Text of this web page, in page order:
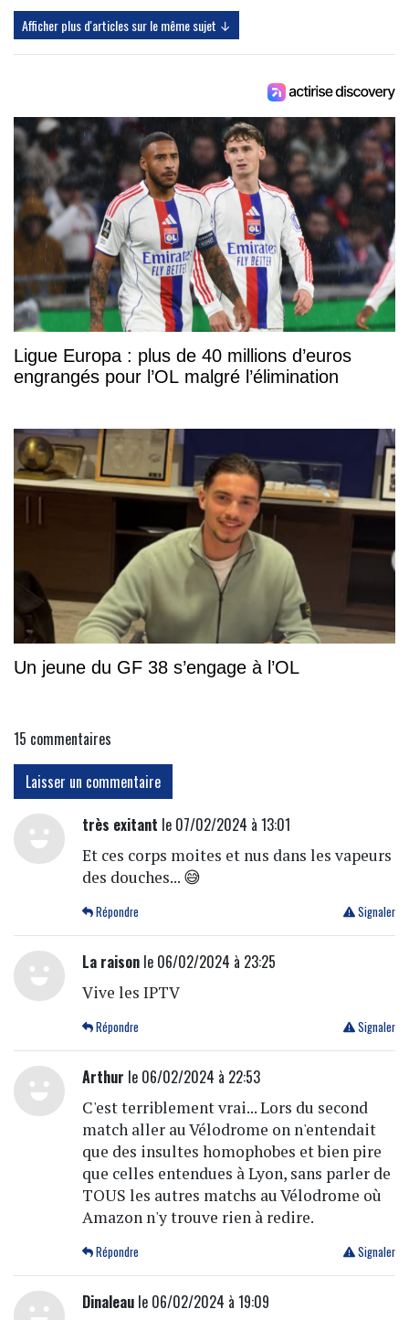
Afficher plus d'articles sur le même sujet ↓
Ligue Europa : plus de 40 millions d’euros
engrangés pour l’OL malgré l’élimination
Un jeune du GF 38 s’engage à l’OL
15 commentaires
Laisser un commentaire
très exitant le 07/02/2024 à 13:01
Et ces corps moites et nus dans les vapeurs
des douches... 😅
Signaler
Répondre
La raisonle 06/02/2024 à 23:25
Vive les IPTV
Signaler
Répondre
Arthur le 06/02/2024 à 22:53
C'est terriblement vrai... Lors du second
match aller au Vélodrome on n'entendait
que des insultes homophobes et bien pire
que celles entendues à Lyon, sans parler de
TOUS les autres matchs au Vélodrome où
Amazon n'y trouve rien à redire.
Signaler
Répondre
Dinaleaule 06/02/2024 à 19:09